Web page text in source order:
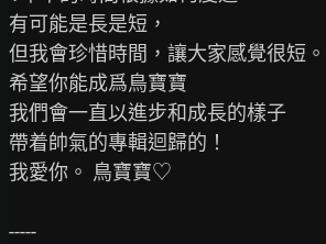
有可能是長是短，
但我會珍惜時間，讓大家感覺很短。
希望你能成爲鳥寶寶
我們會一直以進步和成長的樣子
帶着帥氣的專輯迴歸的！
我愛你。 鳥寶寶♡
-----